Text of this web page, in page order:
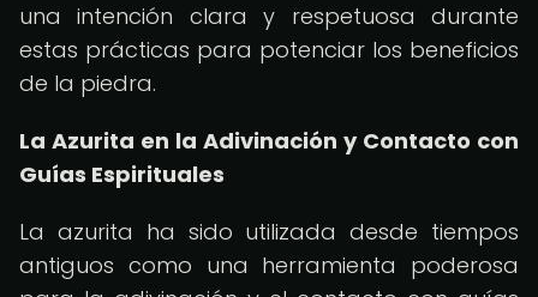
una intención clara y respetuosa durante
estas prácticas para potenciar los beneficios
de la piedra.
La Azurita en la Adivinación y Contacto con
Guías Espirituales
La azurita ha sido utilizada desde tiempos
antiguos como una herramienta poderosa